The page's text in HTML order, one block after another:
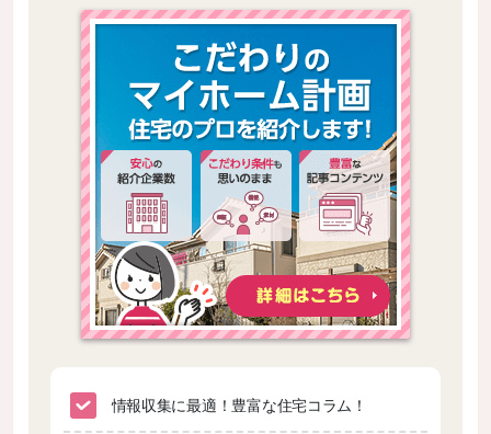
情報収集に最適！豊富な住宅コラム！